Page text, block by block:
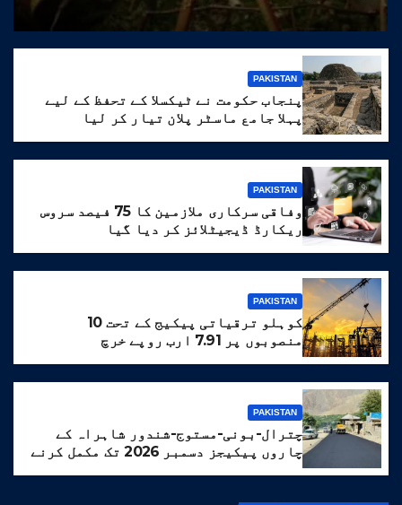
PAKISTAN
پنجاب حکومت نے ٹیکسلا کے تحفظ کے لیے
پہلا جامع ماسٹر پلان تیار کر لیا
PAKISTAN
وفاقی سرکاری ملازمین کا 75 فیصد سروس
ریکارڈ ڈیجیٹلائز کر دیا گیا
PAKISTAN
کوہلو ترقیاتی پیکیج کے تحت 10
منصوبوں پر 7.91 ارب روپے خرچ
PAKISTAN
چترال-بونی-مستوج-شندور شاہراہ کے
چاروں پیکیجز دسمبر 2026 تک مکمل کرنے